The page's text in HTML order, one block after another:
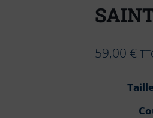
59,00 €